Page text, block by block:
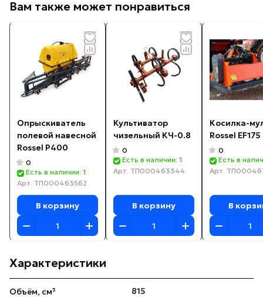
Вам также может понравиться
Опрыскиватель
полевой навесной
Rossel P400
0
Есть в наличии: 1
Арт. ТП000463562
В корзину
Культиватор
чизельный КЧ-0.8
0
Есть в наличии: 1
Арт. ТП000463344
В корзину
Косилка-
Rossel EF175
0
Есть в
Арт.
В
Характеристики
Объём, см³ 815